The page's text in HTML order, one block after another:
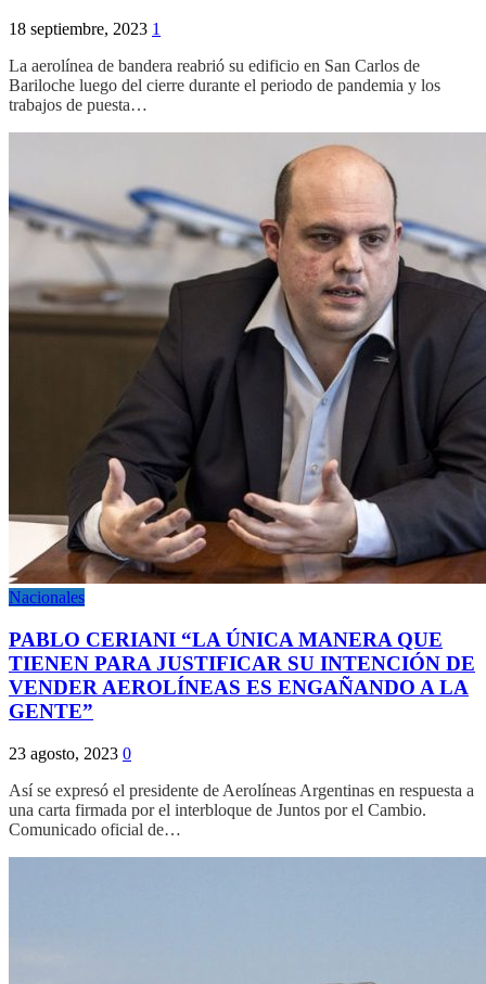
18 septiembre, 2023 1
La aerolínea de bandera reabrió su edificio en San Carlos de
Bariloche luego del cierre durante el periodo de pandemia y los
trabajos de puesta…
Nacionales
PABLO CERIANI “LA ÚNICA MANERA QUE
TIENEN PARA JUSTIFICAR SU INTENCIÓN DE
VENDER AEROLÍNEAS ES ENGAÑANDO A LA
GENTE”
23 agosto, 2023 0
Así se expresó el presidente de Aerolíneas Argentinas en respuesta a
una carta firmada por el interbloque de Juntos por el Cambio.
Comunicado oficial de…